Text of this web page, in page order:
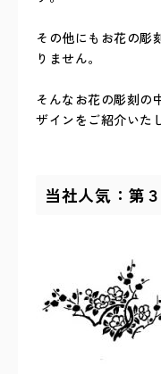
その他にもお花の彫
りません。
そんなお花の彫刻の
ザインをご紹介いた
当社人気：第